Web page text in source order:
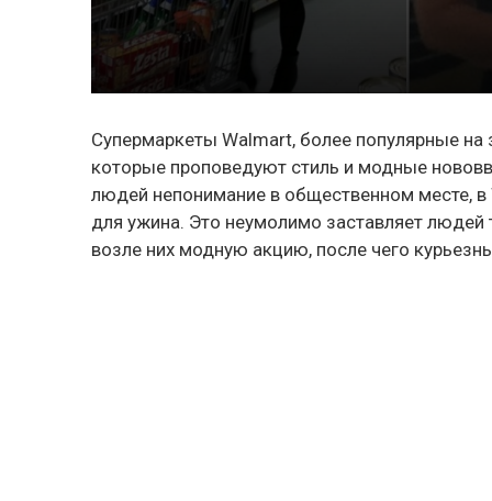
Супермаркеты Walmart, более популярные на
которые проповедуют стиль и модные
людей непонимание в общественном месте,
для ужина. Это неумолимо заставляет
возле них модную акцию, после чего